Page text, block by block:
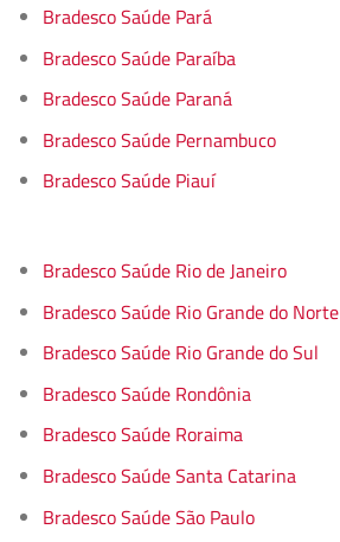
Bradesco Saúde Pará
Bradesco Saúde Paraíba
Bradesco Saúde Paraná
Bradesco Saúde Pernambuco
Bradesco Saúde Piauí
Bradesco Saúde Rio de Janeiro
Bradesco Saúde Rio Grande do Norte
Bradesco Saúde Rio Grande do Sul
Bradesco Saúde Rondônia
Bradesco Saúde Roraima
Bradesco Saúde Santa Catarina
Bradesco Saúde São Paulo